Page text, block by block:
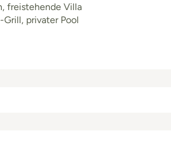
freistehende Villa
Grill, privater Pool